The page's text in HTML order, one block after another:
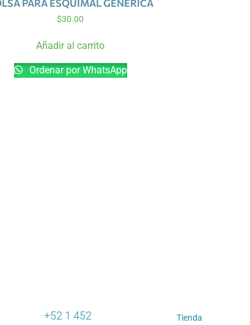
PARA ESQUIMAL GENERICA
$30.00
Añadir al carrito
Ordenar por WhatsApp
+52 1 452
Tienda